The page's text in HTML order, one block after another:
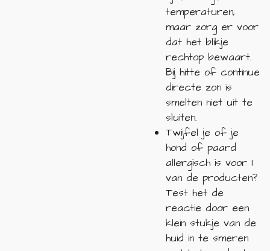
temperaturen,
maar zorg er voor
dat het blikje
rechtop bewaart.
Bij hitte of continue
directe zon is
smelten niet uit te
sluiten.
Twijfel je of je
hond of paard
allergisch is voor 1
van de producten?
Test het de
reactie door een
klein stukje van de
huid in te smeren